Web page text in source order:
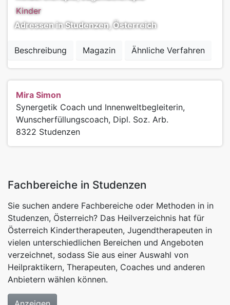
Kinder
Adressen in Studenzen, Österreich
Beschreibung Magazin Ähnliche Verfahren
Mira Simon
Synergetik Coach und Innenweltbegleiterin,
Wunscherfüllungscoach, Dipl. Soz. Arb.
8322 Studenzen
Fachbereiche in Studenzen
Sie suchen andere Fachbereiche oder Methoden in in
Studenzen, Österreich? Das Heilverzeichnis hat für
Österreich Kindertherapeuten, Jugendtherapeuten in
vielen unterschiedlichen Bereichen und Angeboten
verzeichnet, sodass Sie aus einer Auswahl von
Heilpraktikern, Therapeuten, Coaches und anderen
Anbietern wählen können.